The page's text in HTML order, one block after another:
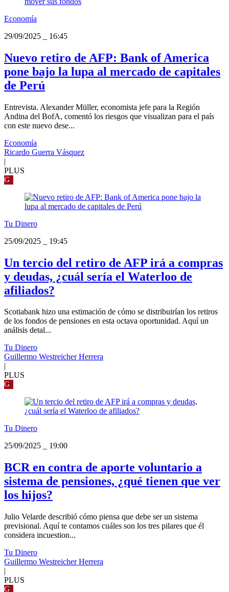
Economía
29/09/2025
16:45
Nuevo retiro de AFP: Bank of America
pone bajo la lupa al mercado de capitales
de Perú
Entrevista. Alexander Müller, economista jefe para la Región
Andina del BofA, comentó los riesgos que visualizan para el país
con este nuevo dese...
Economía
Ricardo Guerra Vásquez
|
PLUS
G
Tu Dinero
25/09/2025
19:45
Un tercio del retiro de AFP irá a compras
y deudas, ¿cuál sería el Waterloo de
afiliados?
Scotiabank hizo una estimación de cómo se distribuirían los retiros
de los fondos de pensiones en esta octava oportunidad. Aquí un
análisis detal...
Tu Dinero
Guillermo Westreicher Herrera
PLUS
G
Tu Dinero
25/09/2025
19:00
BCR en contra de aporte voluntario a
sistema de pensiones, ¿qué tienen que ver
los hijos?
Julio Velarde describió cómo piensa que debe ser un sistema
previsional. Aquí te contamos cuáles son los tres pilares que él
considera incuestion...
Tu Dinero
Guillermo Westreicher Herrera
|
PLUS
G